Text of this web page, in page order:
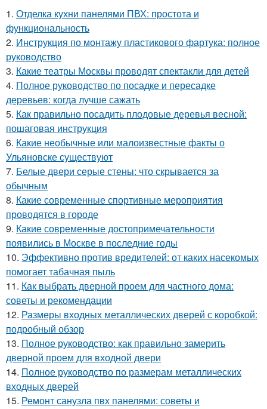
1. Отделка кухни панелями ПВХ: простота и
функциональность
2. Инструкция по монтажу пластикового фартука: полное
руководство
3. Какие театры Москвы проводят спектакли для детей
4. Полное руководство по посадке и пересадке
деревьев: когда лучше сажать
5. Как правильно посадить плодовые деревья весной:
пошаговая инструкция
6. Какие необычные или малоизвестные факты о
Ульяновске существуют
7. Белые двери серые стены: что скрывается за
обычным
8. Какие современные спортивные мероприятия
проводятся в городе
9. Какие современные достопримечательности
появились в Москве в последние годы
10. Эффективно против вредителей: от каких насекомых
помогает табачная пыль
11. Как выбрать дверной проем для частного дома:
советы и рекомендации
12. Размеры входных металлических дверей с коробкой:
подробный обзор
13. Полное руководство: как правильно замерить
дверной проем для входной двери
14. Полное руководство по размерам металлических
входных дверей
15. Ремонт санузла пвх панелями: советы и